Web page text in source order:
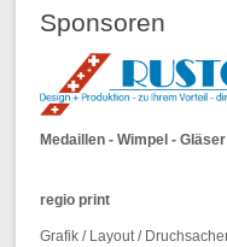
Sponsoren
Medaillen - Wimpel -
regio print
Grafik / Layout /